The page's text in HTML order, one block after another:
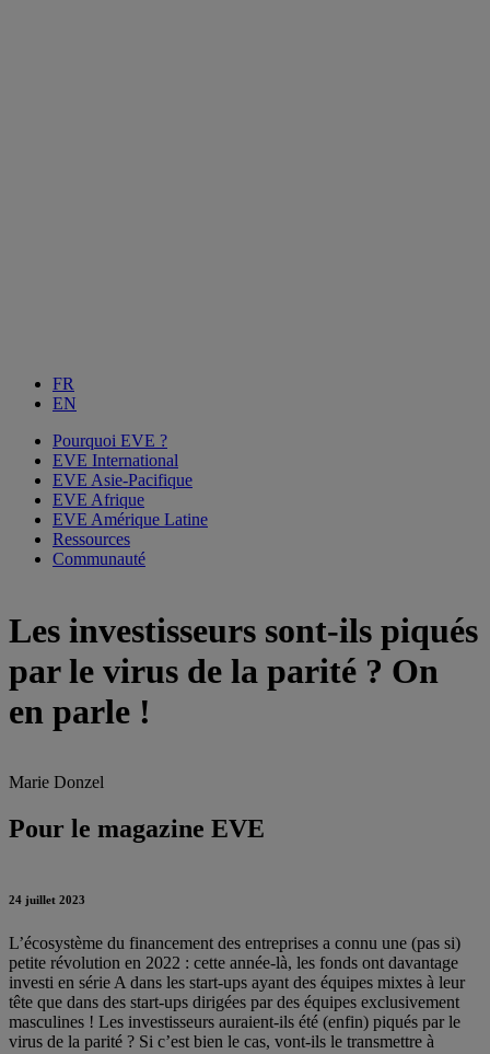
FR
EN
Pourquoi EVE ?
EVE International
EVE Asie-Pacifique
EVE Afrique
EVE Amérique Latine
Ressources
Communauté
Les investisseurs sont-ils piqués
par le virus de la parité ? On
en parle !
Marie Donzel
Pour le magazine EVE
24 juillet 2023
L’écosystème du financement des entreprises a connu une (pas si)
petite révolution en 2022 : cette année-là, les fonds ont davantage
investi en série A dans les start-ups ayant des équipes mixtes à leur
tête que dans des start-ups dirigées par des équipes exclusivement
masculines ! Les investisseurs auraient-ils été (enfin) piqués par le
virus de la parité ? Si c’est bien le cas, vont-ils le transmettre à